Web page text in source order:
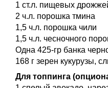
1 ст.л. пищевых
2 ч.л. порошка тмина
1,5 ч.л. порошка чили
1,5 ч.л. чесночного
Одна 425-гр банка
168 г зерен кукурузы,
Для топпинга